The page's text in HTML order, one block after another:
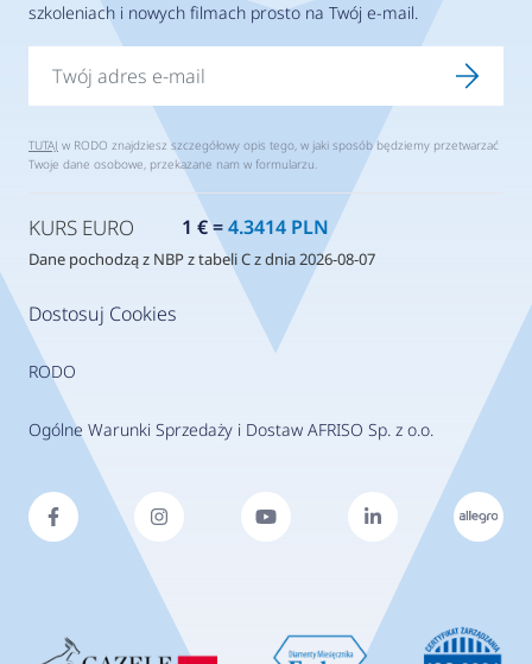
Dostosuj Cookies
RODO
Ogólne Warunki Sprzedaży i Dostaw AFRISO Sp. z o.o.
szkoleniach i nowych filmach prosto na Twój e-mail.
TUTAJ w RODO znajdziesz szczegółowy opis tego, w jaki sposób będziemy przetwarzać
Twoje dane osobowe, przekazane nam w formularzu.
KURS EURO 1 € =4.3414 PLN
Dane pochodzą z NBP z tabeli C z dnia 2026-08-07